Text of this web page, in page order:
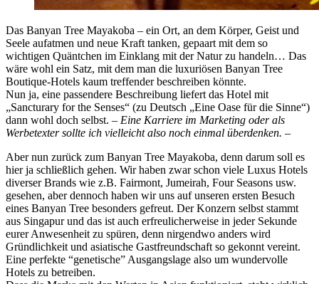
Das Banyan Tree Mayakoba – ein Ort, an dem Körper, Geist und
Seele aufatmen und neue Kraft tanken, gepaart mit dem so
wichtigen Quäntchen im Einklang mit der Natur zu handeln… Das
wäre wohl ein Satz, mit dem man die luxuriösen Banyan Tree
Boutique-Hotels kaum treffender beschreiben könnte.
Nun ja, eine passendere Beschreibung liefert das Hotel mit
„Sancturary for the Senses“ (zu Deutsch „Eine Oase für die Sinne“)
dann wohl doch selbst. – Eine Karriere im Marketing oder als
Werbetexter sollte ich vielleicht also noch einmal überdenken. –
Aber nun zurück zum Banyan Tree Mayakoba, denn darum soll es
hier ja schließlich gehen. Wir haben zwar schon viele Luxus Hotels
diverser Brands wie z.B. Fairmont, Jumeirah, Four Seasons usw.
gesehen, aber dennoch haben wir uns auf unseren ersten Besuch
eines Banyan Tree besonders gefreut. Der Konzern selbst stammt
aus Singapur und das ist auch erfreulicherweise in jeder Sekunde
eurer Anwesenheit zu spüren, denn nirgendwo anders wird
Gründlichkeit und asiatische Gastfreundschaft so gekonnt vereint.
Eine perfekte “genetische” Ausgangslage also um wundervolle
Hotels zu betreiben.